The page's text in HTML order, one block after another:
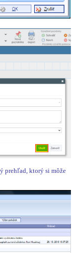
prehľad, ktorý si môže